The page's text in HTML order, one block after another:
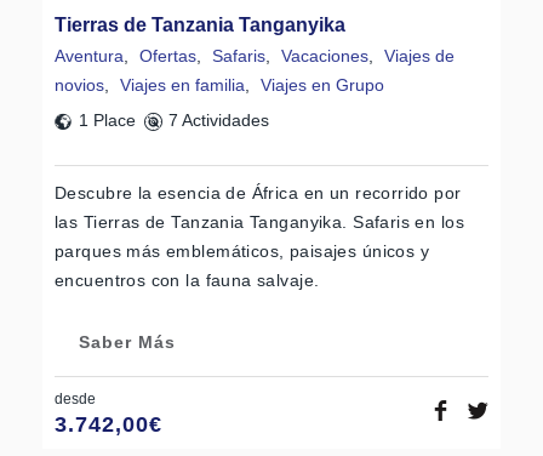
Tierras de Tanzania Tanganyika
Aventura, Ofertas, Safaris, Vacaciones,
Viajes de
novios, Viajes en familia,
Viajes en Grupo
1 Place
7 Actividades
Descubre la esencia de África en un recorrido por
las Tierras de Tanzania Tanganyika. Safaris en los
parques más emblemáticos, paisajes únicos y
encuentros con la fauna salvaje.
Saber Más
desde
3.742,00€